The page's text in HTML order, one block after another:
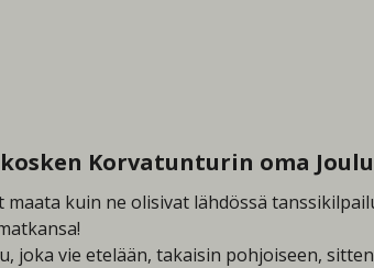
Korvatunturin oma
kuin ne olisivat lähdössä
joka vie etelään, takaisin pohjoiseen,